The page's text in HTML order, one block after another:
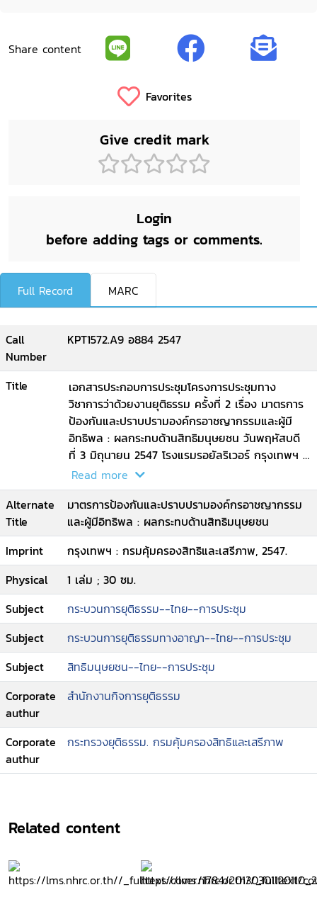
Share content
Favorites
Give credit mark
Login
before adding tags or comments.
Full Record MARC
Call
Number
KPT1572.A9 อ884 2547
Title
เอกสารประกอบการประชุมโครงการประชุมทาง
วิชาการว่าด้วยงานยุติธรรม ครั้งที่ 2 เรื่อง มาตรการ
ป้องกันและปราบปรามองค์กรอาชญากรรมและผู้มี
อิทธิพล : ผลกระทบด้านสิทธิมนุษยชน วันพฤหัสบดี
ที่ 3 มิถุนายน 2547 โรงแรมรอยัลริเวอร์ กรุงเทพฯ /
โดย กรมคุ้มครองสิทธิและเสรีภาพ ร่วมกับ สำนักงาน
กิจการยุติธรรม กระทรวงยุติธรรม
Read more
Alternate
Title
มาตรการป้องกันและปราบปรามองค์กรอาชญากรรม
และผู้มีอิทธิพล : ผลกระทบด้านสิทธิมนุษยชน
Imprint
กรุงเทพฯ : กรมคุ้มครองสิทธิและเสรีภาพ, 2547.
Physical
1 เล่ม ; 30 ซม.
Subject
กระบวนการยุติธรรม--ไทย--การประชุม
Subject
กระบวนการยุติธรรมทางอาญา--ไทย--การประชุม
Subject
สิทธิมนุษยชน--ไทย--การประชุม
Corporate
authur
สำนักงานกิจการยุติธรรม
Corporate
authur
กระทรวงยุติธรรม. กรมคุ้มครองสิทธิและเสรีภาพ
Related content